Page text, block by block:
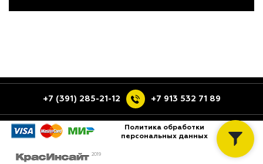
+7 (391) 285-21-12 +7 913 532 71 89
Политика обработки
персональных данных
2019